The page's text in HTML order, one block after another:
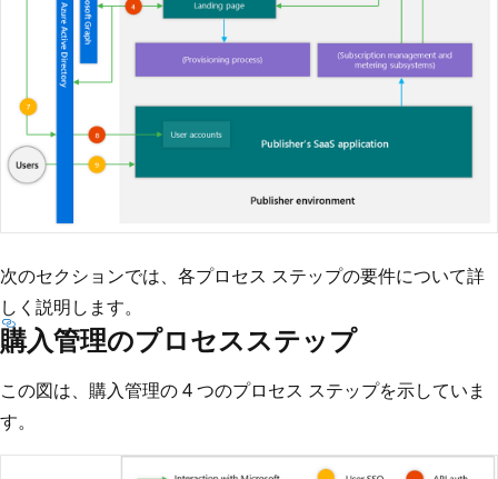
次のセクションでは、各プロセス ステップの要件について詳
しく説明します。
購入管理のプロセスステップ
この図は、購入管理の 4 つのプロセス ステップを示していま
す。